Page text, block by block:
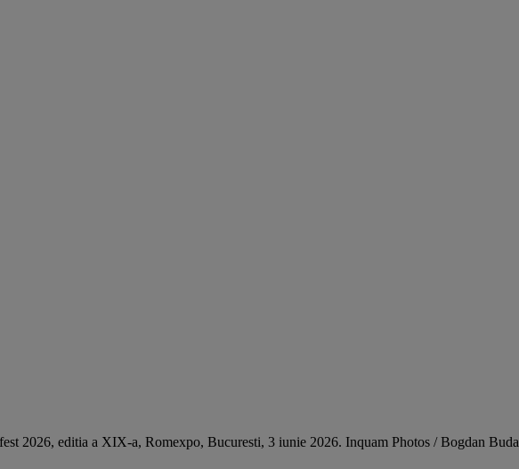
2026, editia a XIX-a, Romexpo, Bucuresti, 3 iunie 2026. Inquam Photos / Bogdan Buda